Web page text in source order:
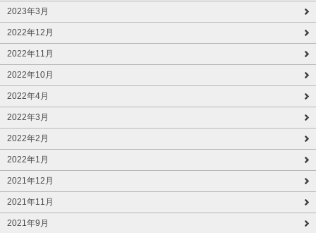
2023年3月
2022年12月
2022年11月
2022年10月
2022年4月
2022年3月
2022年2月
2022年1月
2021年12月
2021年11月
2021年9月